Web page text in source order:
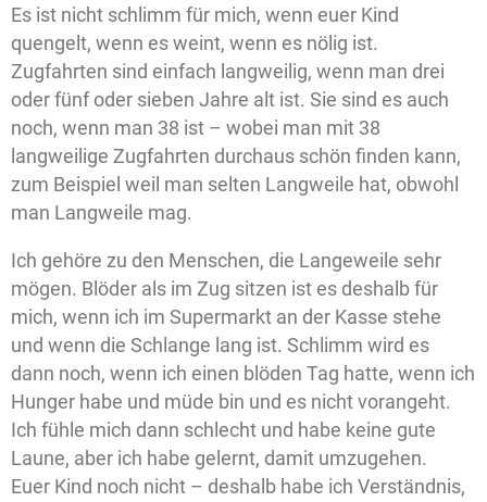
Es ist nicht schlimm für mich, wenn euer Kind
quengelt, wenn es weint, wenn es nölig ist.
Zugfahrten sind einfach langweilig, wenn man drei
oder fünf oder sieben Jahre alt ist. Sie sind es auch
noch, wenn man 38 ist – wobei man mit 38
langweilige Zugfahrten durchaus schön finden kann,
zum Beispiel weil man selten Langweile hat, obwohl
man Langweile mag.
Ich gehöre zu den Menschen, die Langeweile sehr
mögen. Blöder als im Zug sitzen ist es deshalb für
mich, wenn ich im Supermarkt an der Kasse stehe
und wenn die Schlange lang ist. Schlimm wird es
dann noch, wenn ich einen blöden Tag hatte, wenn ich
Hunger habe und müde bin und es nicht vorangeht.
Ich fühle mich dann schlecht und habe keine gute
Laune, aber ich habe gelernt, damit umzugehen.
Euer Kind noch nicht – deshalb habe ich Verständnis,